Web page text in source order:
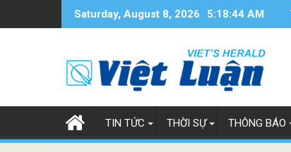
Saturday, August 8, 2026 5:18:45 AM
TIN TỨC THỜI SỰ THÔNG BÁO